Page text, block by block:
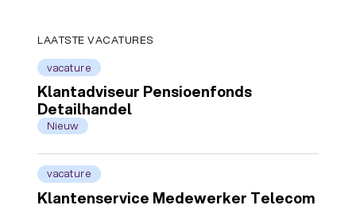
LAATSTE VACATURES
vacature
Klantadviseur Pensioenfonds
Detailhandel
Nieuw
vacature
Klantenservice Medewerker Telecom